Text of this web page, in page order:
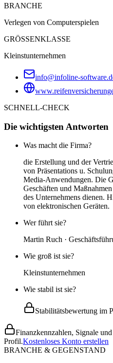
BRANCHE
Verlegen von Computerspielen
GRÖSSENKLASSE
Kleinstunternehmen
info@infoline-
SCHNELL-CHECK
Die wichtigsten Antworten
Was macht die Firma?
die Erstellung und der
von Präsentations u.
Media-Anwendungen. Die
Geschäften und
des Unternehmens dienen.
von elektronischen Geräten.
Wer führt sie?
Martin Ruch ·
Wie groß ist sie?
Kleinstunternehmen
Wie stabil ist sie?
Stabilitätsbewertung im
Finanzkennzahlen, Signale
Profil.Kostenloses Konto erstellen
BRANCHE & GEGENSTAND